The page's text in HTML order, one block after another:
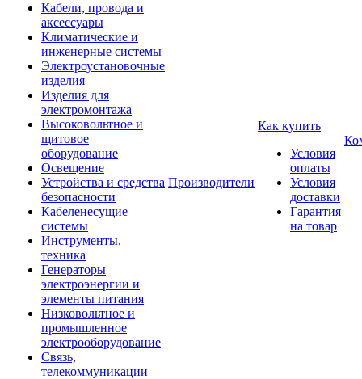
Кабели, провода и
аксессуары
Климатические и
инженерные системы
Электроустановочные
изделия
Изделия для
электромонтажа
Высоковольтное и
щитовое
оборудование
Освещение
Устройства и средства
безопасности
Кабеленесущие
системы
Инструменты,
техника
Генераторы
электроэнергии и
элементы питания
Низковольтное и
промышленное
электрооборудование
Связь,
телекоммуникации
Производители
Как купить
Условия
оплаты
Условия
доставки
Гарантия
на товар